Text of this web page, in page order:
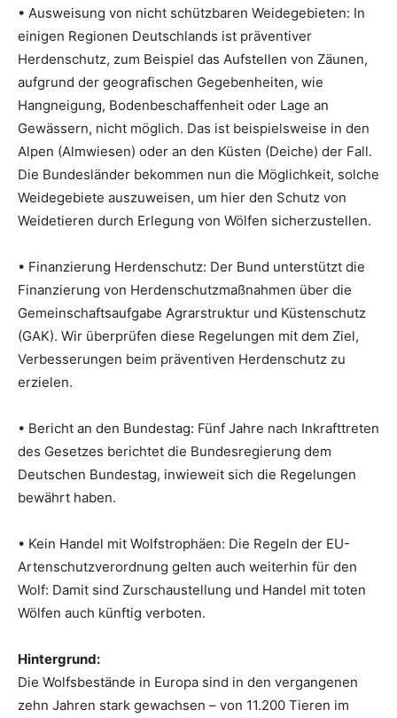
• Ausweisung von nicht schützbaren Weidegebieten: In
einigen Regionen Deutschlands ist präventiver
Herdenschutz, zum Beispiel das Aufstellen von Zäunen,
aufgrund der geografischen Gegebenheiten, wie
Hangneigung, Bodenbeschaffenheit oder Lage an
Gewässern, nicht möglich. Das ist beispielsweise in den
Alpen (Almwiesen) oder an den Küsten (Deiche) der Fall.
Die Bundesländer bekommen nun die Möglichkeit, solche
Weidegebiete auszuweisen, um hier den Schutz von
Weidetieren durch Erlegung von Wölfen sicherzustellen.
• Finanzierung Herdenschutz: Der Bund unterstützt die
Finanzierung von Herdenschutzmaßnahmen über die
Gemeinschaftsaufgabe Agrarstruktur und Küstenschutz
(GAK). Wir überprüfen diese Regelungen mit dem Ziel,
Verbesserungen beim präventiven Herdenschutz zu
erzielen.
• Bericht an den Bundestag: Fünf Jahre nach Inkrafttreten
des Gesetzes berichtet die Bundesregierung dem
Deutschen Bundestag, inwieweit sich die Regelungen
bewährt haben.
• Kein Handel mit Wolfstrophäen: Die Regeln der EU-
Artenschutzverordnung gelten auch weiterhin für den
Wolf: Damit sind Zurschaustellung und Handel mit toten
Wölfen auch künftig verboten.
Hintergrund:
Die Wolfsbestände in Europa sind in den vergangenen
zehn Jahren stark gewachsen – von 11.200 Tieren im